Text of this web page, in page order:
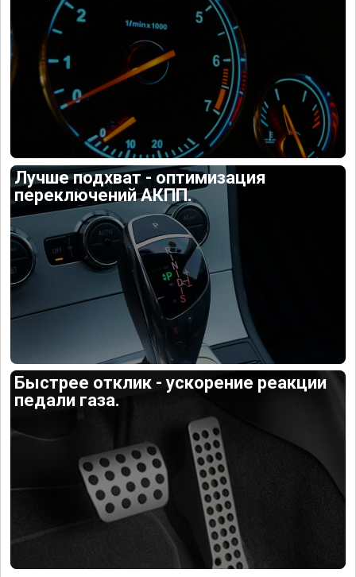
Лучше подхват - оптимизация
переключений АКПП.
Быстрее отклик - ускорение реакции
педали газа.